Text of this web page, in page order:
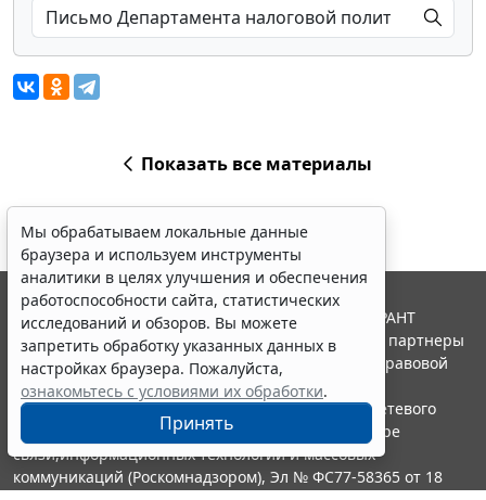
Показать все материалы
Мы обрабатываем локальные данные
браузера и используем инструменты
аналитики в целях улучшения и обеспечения
работоспособности сайта, статистических
исследований и обзоров. Вы можете
запретить обработку указанных данных в
настройках браузера. Пожалуйста,
ознакомьтесь с условиями их обработки.
Принять
© ООО "НПП "ГАРАНТ-СЕРВИС", 2026. Система ГАРАНТ
выпускается с 1990 года. Компания "Гарант" и ее партнеры
являются участниками Российской ассоциации правовой
информации ГАРАНТ.
Портал ГАРАНТ.РУ зарегистрирован в качестве сетевого
издания Федеральной службой по надзору в сфере
связи,информационных технологий и массовых
коммуникаций (Роскомнадзором), Эл № ФС77-58365 от 18